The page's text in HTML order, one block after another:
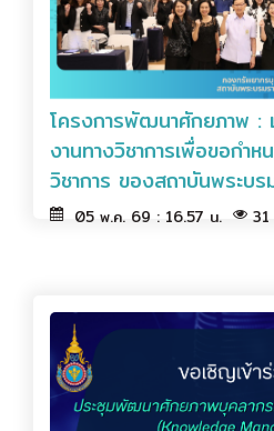
โครงการพัฒนาศักยภาพ :
งานทางวิชาการเพื่อขอกำ
วิชาการ ของสถาบันพระบ
05 พ.ค. 69 : 16.57 น. 31